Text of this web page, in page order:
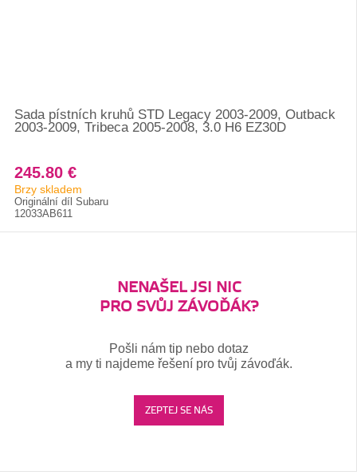
Sada pístních kruhů STD Legacy 2003-2009, Outback
2003-2009, Tribeca 2005-2008, 3.0 H6 EZ30D
245.80 €
Brzy skladem
Originální díl Subaru
12033AB611
NENAŠEL JSI NIC
PRO SVŮJ ZÁVOĎÁK?
Pošli nám tip nebo dotaz
a my ti najdeme řešení pro tvůj závoďák.
ZEPTEJ SE NÁS